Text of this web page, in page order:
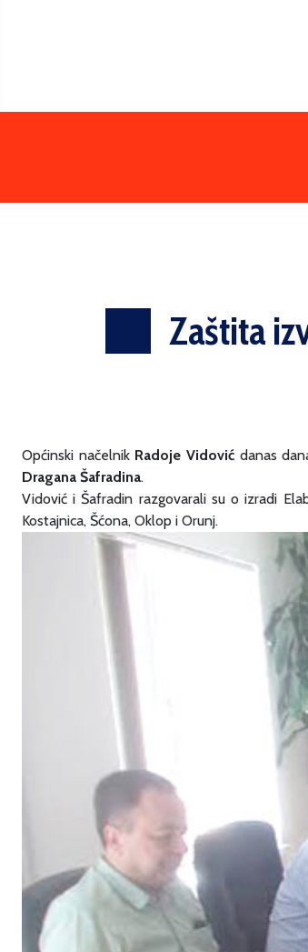
Zaštita
Općinski načelnik Radoje Vidović danas
Dragana Šafradina.
Vidović i Šafradin razgovarali su o izradi
Kostajnica, Šćona, Oklop i Orunj.